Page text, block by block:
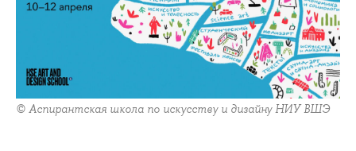
© Аспирантская школа по искусству и дизайну НИУ ВШЭ